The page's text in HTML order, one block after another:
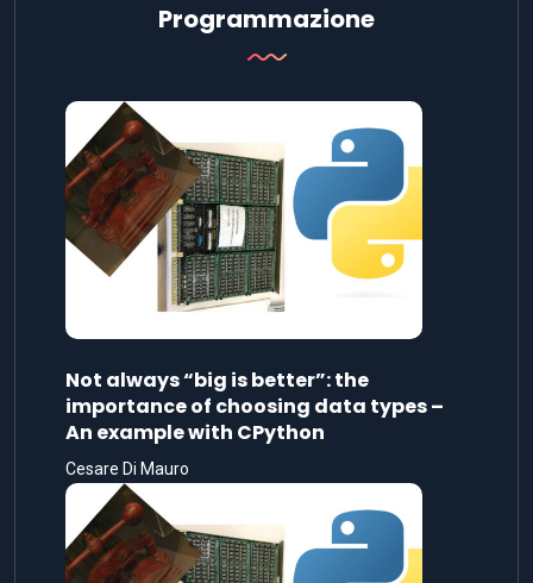
Programmazione
Not always “big is better”: the
importance of choosing data types –
An example with CPython
Cesare Di Mauro